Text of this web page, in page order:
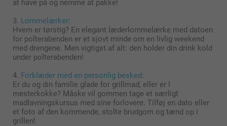
at have på og nemme at pakke!
3. Lommelærker:
Hvem er tørstig? En elegant læderlommelærke med datoen
for polterabenden er et sjovt minde om en livlig weekend
med drengene. Men vigtigst af alt: den holder din drink kold
under polterabenden!
4. Forklæder med en personlig besked:
Er du og din familie glade for grillmad, eller er I
mesterkokke? Måske vil gommen tage et særligt
madlavningskursus med sine forlovere. Tilføj en dato eller
et foto af den kommende, stolte brudgom og tænd op i
grillen!